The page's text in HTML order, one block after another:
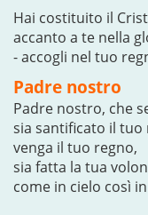
Hai costituito il
accanto a te nella
- accogli nel tuo
Padre nostro
Padre nostro, che
sia santificato il tuo
venga il tuo regno,
sia fatta la tua
come in cielo così